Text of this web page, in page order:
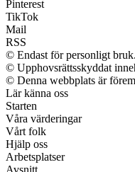
Pinterest
TikTok
Mail
RSS
© Endast för personligt bruk.
© Upphovsrättsskyddat
© Denna webbplats är
Lär känna oss
Starten
Våra värderingar
Vårt folk
Hjälp oss
Arbetsplatser
Avsnitt